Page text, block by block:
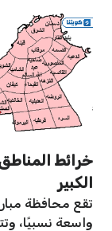
خرائط
الكبير
تقع محافظة
واسعة نسبيًا،